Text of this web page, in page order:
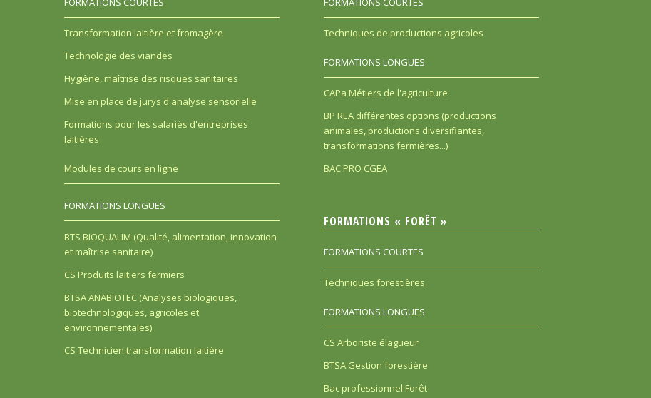
Transformation laitière et fromagère
Technologie des viandes
Hygiène, maîtrise des risques sanitaires
Mise en place de jurys d'analyse sensorielle
Formations pour les salariés d'entreprises
laitières
Modules de cours en ligne
FORMATIONS LONGUES
BTS BIOQUALIM (Qualité, alimentation, innovation
et maîtrise sanitaire)
CS Produits laitiers fermiers
BTSA ANABIOTEC (Analyses biologiques,
biotechnologiques, agricoles et
environnementales)
CS Technicien transformation laitière
Techniques de productions agricoles
FORMATIONS LONGUES
CAPa Métiers de l'agriculture
BP REA différentes options (productions
animales, productions diversifiantes,
transformations fermières...)
BAC PRO CGEA
FORMATIONS « FORÊT »
FORMATIONS COURTES
Techniques forestières
FORMATIONS LONGUES
CS Arboriste élagueur
BTSA Gestion forestière
Bac professionnel Forêt